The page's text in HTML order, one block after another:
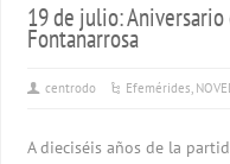
19 de julio:
Fontanarrosa
centrodo Efemérides,
A dieciséis años de la